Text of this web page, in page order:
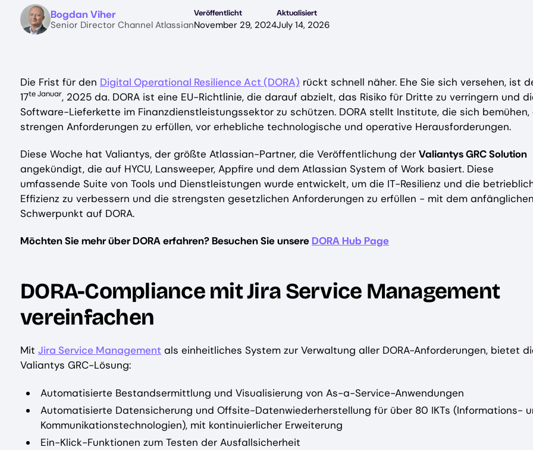
ImageBogdan Viher
Senior Director Channel Atlassian
Veröffentlicht
November 29, 2024
Aktualisiert
July 14, 2026
Die Frist für den Digital Operational Resilience Act (DORA) rückt schnell näher. Ehe Sie sich versehen, ist
17te Januar, 2025 da. DORA ist eine EU-Richtlinie, die darauf abzielt, das Risiko für Dritte zu verringern und
Software-Lieferkette im Finanzdienstleistungssektor zu schützen. DORA stellt Institute, die sich bemühen,
strengen Anforderungen zu erfüllen, vor erhebliche technologische und operative Herausforderungen.
Diese Woche hat Valiantys, der größte Atlassian-Partner, die Veröffentlichung der Valiantys GRC Solution
angekündigt, die auf HYCU, Lansweeper, Appfire und dem Atlassian System of Work basiert. Diese
umfassende Suite von Tools und Dienstleistungen wurde entwickelt, um die IT-Resilienz und die
Effizienz zu verbessern und die strengsten gesetzlichen Anforderungen zu erfüllen - mit dem anfänglichen
Schwerpunkt auf DORA.
Möchten Sie mehr über DORA erfahren? Besuchen Sie unsereDORA Hub Page
DORA-Compliance mit Jira Service Management
vereinfachen
Mit Jira Service Management als einheitliches System zur Verwaltung aller DORA-Anforderungen, bietet
Valiantys GRC-Lösung:
Automatisierte Bestandsermittlung und Visualisierung von As-a-Service-Anwendungen
Automatisierte Datensicherung und Offsite-Datenwiederherstellung für über 80 IKTs (Informations-
Kommunikationstechnologien), mit kontinuierlicher Erweiterung
Ein-Klick-Funktionen zum Testen der Ausfallsicherheit